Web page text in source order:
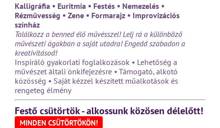
Kalligráfia • Euritmia • Festés • Nemezelés •
Rézművesség • Zene • Formarajz • Improvizációs
színház
Találkozz a benned élő művésszel! Lelj rá a különböző
művészeti ágakban a saját utadra! Engedd szabadon a
kreativitásod!
Inspiráló gyakorlati foglalkozások • Lehetőség a
művészet általi önkifejezésre • Támogató, alkotó
közösség • Saját kézzel készített műalkotások és
rengeteg élmény
Festő csütörtök - alkossunk közösen délelőtt!
MINDEN CSÜTÖRTÖKÖN!